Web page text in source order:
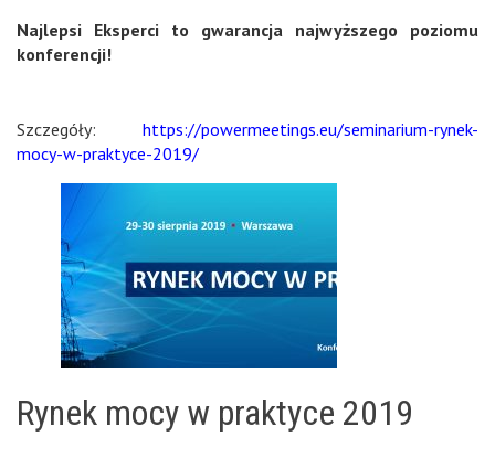
Najlepsi Eksperci to gwarancja najwyższego poziomu
konferencji!
Szczegóły: https://powermeetings.eu/seminarium-rynek-
mocy-w-praktyce-2019/
Rynek mocy w praktyce 2019